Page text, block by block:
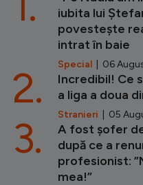
iubita lui
povestește
intrat în baie
Special | 06
Incredibil! Ce
a liga a doua
Stranieri | 05
2.
A fost șofer
după ce a
profesionist:
mea!”
3.